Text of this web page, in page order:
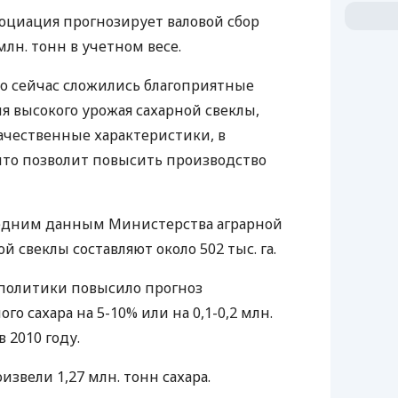
прогнозирует валовой сбор
тонн в учетном весе.
сейчас сложились благоприятные
высокого урожая сахарной свеклы,
характеристики, в
позволит повысить производство
данным Министерства аграрной
свеклы составляют около 502 тыс. га.
повысило прогноз
сахара на 5-10% или на 0,1-0,2 млн.
2010 году.
1,27 млн. тонн сахара.